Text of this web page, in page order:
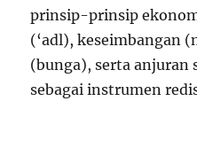
prinsip-prinsip
(‘adl), keseimbangan
(bunga), serta anjuran
sebagai instrumen